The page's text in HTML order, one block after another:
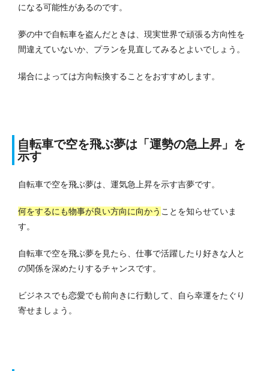
になる可能性があるのです。
夢の中で自転車を盗んだときは、現実世界で頑張る方向性を
間違えていないか、プランを見直してみるとよいでしょう。
場合によっては方向転換することをおすすめします。
自転車で空を飛ぶ夢は「運勢の急上昇」を
示す
自転車で空を飛ぶ夢は、運気急上昇を示す吉夢です。
何をするにも物事が良い方向に向かう ことを知らせていま
す。
自転車で空を飛ぶ夢を見たら、仕事で活躍したり好きな人と
の関係を深めたりするチャンスです。
ビジネスでも恋愛でも前向きに行動して、自ら幸運をたぐり
寄せましょう。